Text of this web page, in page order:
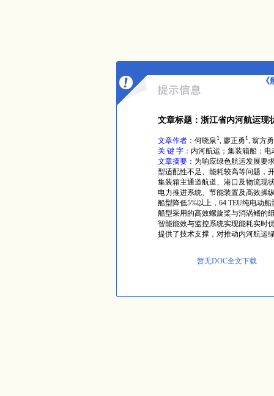
文章标题：浙江省内河航运现
文章作者： 何晓泉1, 廖正勇1, 翁方勇
关 键 字： 内河航运；集装箱船；
文章摘要： 为响应绿色航运发展要
型适配性不足、能耗较高等问题，
集装箱主通道航道、港口及物流现
电力推进系统、节能装置及高效操
船型降低5%以上，64 TEU纯电动
船型采用的高效螺旋桨与消涡鳍的
智能能效与监控系统实现能耗实时
提供了技术支撑，对推动内河航运
暂无DOC全文下载